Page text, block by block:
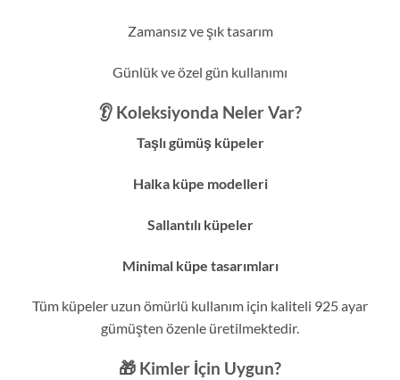
Zamansız ve şık tasarım
Günlük ve özel gün kullanımı
👂 Koleksiyonda Neler Var?
Taşlı gümüş küpeler
Halka küpe modelleri
Sallantılı küpeler
Minimal küpe tasarımları
Tüm küpeler uzun ömürlü kullanım için kaliteli 925 ayar
gümüşten özenle üretilmektedir.
🎁 Kimler İçin Uygun?